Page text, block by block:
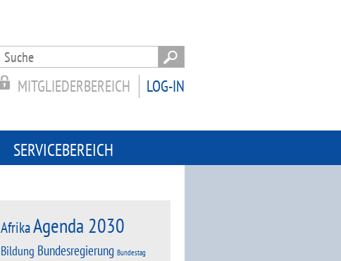
Search
for:
LOG-IN
MITGLIEDERBEREICH
SERVICEBEREICH
AfrikaAgenda 2030
Bildung Bundesregierung Bundestag